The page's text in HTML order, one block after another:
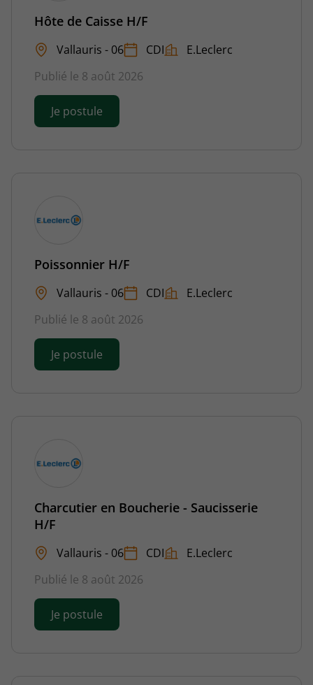
Hôte de Caisse H/F
Vallauris - 06 CDI
E.Leclerc
Publié le 8 août 2026
Je postule
Poissonnier H/F
Vallauris - 06 CDI
E.Leclerc
Publié le 8 août 2026
Je postule
Charcutier en Boucherie - Saucisserie
H/F
Vallauris - 06 CDI
E.Leclerc
Publié le 8 août 2026
Je postule